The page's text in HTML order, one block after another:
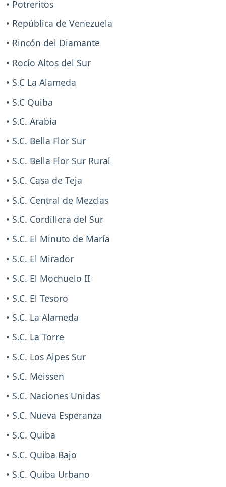
• Potreritos
• República de Venezuela
• Rincón del Diamante
• Rocío Altos del Sur
• S.C La Alameda
• S.C Quiba
• S.C. Arabia
• S.C. Bella Flor Sur
• S.C. Bella Flor Sur Rural
• S.C. Casa de Teja
• S.C. Central de Mezclas
• S.C. Cordillera del Sur
• S.C. El Minuto de María
• S.C. El Mirador
• S.C. El Mochuelo II
• S.C. El Tesoro
• S.C. La Alameda
• S.C. La Torre
• S.C. Los Alpes Sur
• S.C. Meissen
• S.C. Naciones Unidas
• S.C. Nueva Esperanza
• S.C. Quiba
• S.C. Quiba Bajo
• S.C. Quiba Urbano